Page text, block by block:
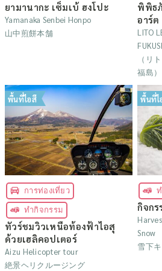
ยามานากะ เซ็มเบ้ ฮงโปะ
Yamanaka Senbei Honpo
山中煎餅本舗
พิพิธ
อาร์
LITO
（リ
福島）
พื้นที่ไอสึ
การท่องเที่ยว
ทำกิจกรรม
ทัวร์ชมวิวเหนือท้องฟ้าไอสุ
ด้วยเฮลิคอปเตอร์
Aizu Helicopter tour
絶景ヘリクルージング
พื้นที่ไ
กิจก
Snow
雪下